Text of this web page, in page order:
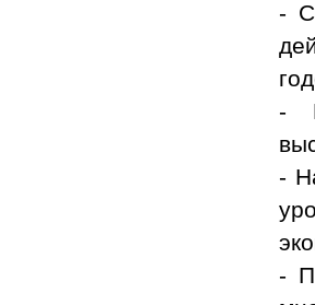
-
-
-
-